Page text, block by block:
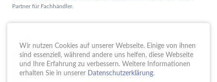
Partner für Fachhändler.
15. Schule trifft Wirtschaft bei der PUMPENoase!
18. Vortrag IT-Sicherheit
Wir nutzen Cookies auf unserer Webseite. Einige von ihnen
sind essenziell, während andere uns helfen, diese Webseite
und Ihre Erfahrung zu verbessern. Weitere Informationen
erhalten Sie in unserer Datenschutzerklärung.